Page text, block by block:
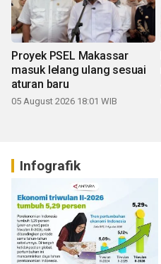
Proyek PSEL Makassar
masuk lelang ulang sesuai
aturan baru
05 August 2026 18:01 WIB
Infografik